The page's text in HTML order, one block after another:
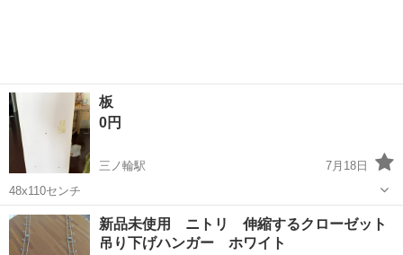
板
0円
三ノ輪駅
7月18日
48x110センチ
東京 台東区 三ノ輪駅 オフィス用家具
新品未使用 ニトリ 伸縮するクローゼット
吊り下げハンガー ホワイト